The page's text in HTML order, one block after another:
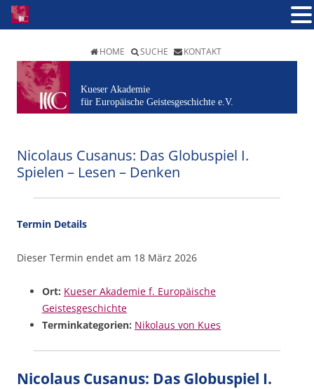
HOME SUCHE KONTAKT
Kueser Akademie
für Europäische Geistesgeschichte e.V.
Nicolaus Cusanus: Das Globuspiel I.
Spielen – Lesen – Denken
Termin Details
Dieser Termin endet am 18 März 2026
Ort: Kueser Akademie f. Europäische
Geistesgeschichte
Terminkategorien: Nikolaus von Kues
Nicolaus Cusanus: Das Globuspiel I.